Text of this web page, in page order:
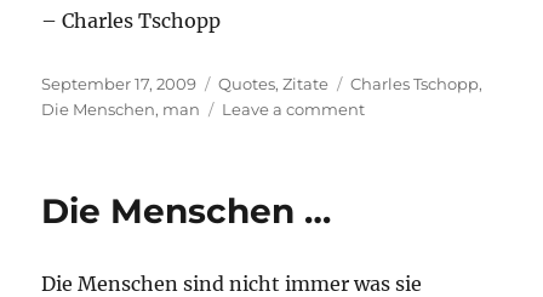
– Charles Tschopp
Posted
on
September 17, 2009 Categories
Quotes,Zitate Tags
Charles Tschopp,
Die Menschen, man Leave a commenton
Die Menschen …
Die Menschen sind nicht immer was sie